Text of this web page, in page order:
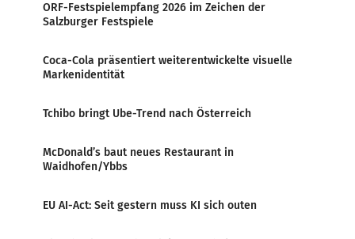
ORF-Festspielempfang 2026 im Zeichen der
Salzburger Festspiele
Coca-Cola präsentiert weiterentwickelte visuelle
Markenidentität
Tchibo bringt Ube-Trend nach Österreich
McDonald’s baut neues Restaurant in
Waidhofen/Ybbs
EU AI-Act: Seit gestern muss KI sich outen